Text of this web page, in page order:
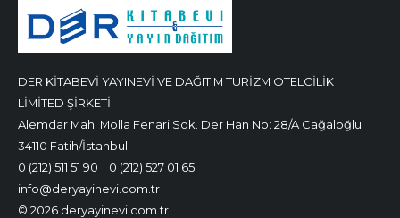
DER KİTABEVİ YAYINEVİ VE DAĞITIM TURİZM OTELCİLİK
LİMİTED ŞİRKETİ
Alemdar Mah. Molla Fenari Sok. Der Han No: 28/A Cağaloğlu
34110 Fatih/İstanbul
0 (212) 511 51 90
0 (212) 527 01 65
info@deryayinevi.com.tr
© 2026 deryayinevi.com.tr